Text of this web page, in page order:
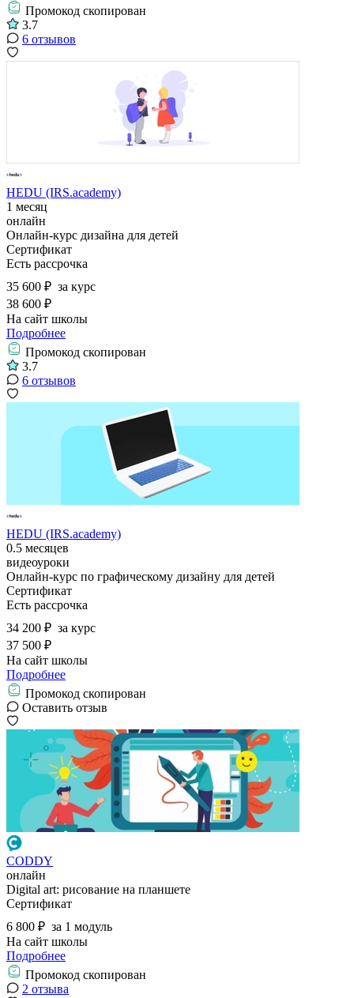
Промокод скопирован
3.7
6 отзывов
HEDU (IRS.academy)
1 месяц
онлайн
Онлайн-курс дизайна для детей
Сертификат
Есть рассрочка
35 600 ₽ за курс
38 600 ₽
На сайт школы
Подробнее
Промокод скопирован
3.7
6 отзывов
HEDU (IRS.academy)
0.5 месяцев
видеоуроки
Онлайн-курс по графическому дизайну для детей
Сертификат
Есть рассрочка
34 200 ₽ за курс
37 500 ₽
На сайт школы
Подробнее
Промокод скопирован
Оставить отзыв
CODDY
онлайн
Digital art: рисование на планшете
Сертификат
6 800 ₽ за 1 модуль
На сайт школы
Подробнее
Промокод скопирован
2 отзыва